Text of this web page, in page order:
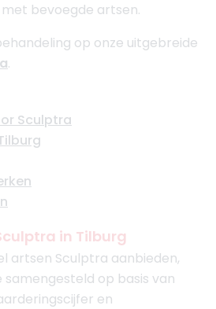
bevoegde artsen.
op onze uitgebreide
.
Sculptra
in Tilburg
artsen Sculptra aanbieden,
samengesteld op basis van
en